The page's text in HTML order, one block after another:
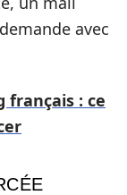
avec
français : ce